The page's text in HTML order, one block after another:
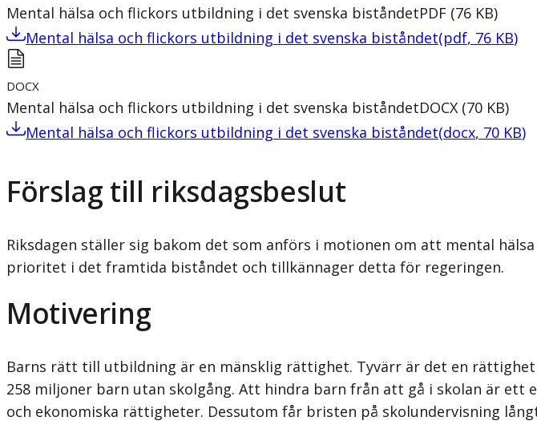
Mental hälsa och flickors utbildning i det svenska biståndetPDF (76 KB)
Mental hälsa och flickors utbildning i det svenska biståndet(pdf, 76 KB)
DOCX
Mental hälsa och flickors utbildning i det svenska biståndetDOCX (70 KB)
Mental hälsa och flickors utbildning i det svenska biståndet(docx, 70 KB)
Förslag till riksdagsbeslut
Riksdagen ställer sig bakom det som anförs i motionen om att mental
prioritet i det framtida biståndet och tillkännager detta för regeringen.
Motivering
Barns rätt till utbildning är en mänsklig rättighet. Tyvärr är det en
258 miljoner barn utan skolgång. Att hindra barn från att gå i skolan är
och ekonomiska rättigheter. Dessutom får bristen på skolundervisning